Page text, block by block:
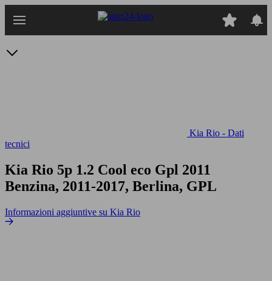
Kia Rio - Dati
tecnici
Kia Rio 5p 1.2 Cool eco Gpl 2011
Benzina, 2011-2017, Berlina, GPL
Informazioni aggiuntive su Kia Rio